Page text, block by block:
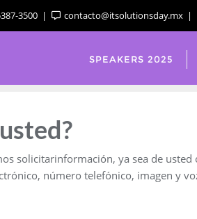
3500 contacto@itsolutionsday.mx
SPEAKERS 2025
solicitarinformación, ya sea de usted
número telefónico, imagen y